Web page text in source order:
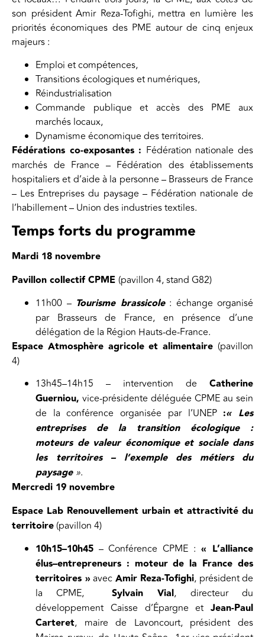
son président Amir Reza-Tofighi, mettra en lumière les
priorités économiques des PME autour de cinq enjeux
majeurs :
Emploi et compétences,
Transitions écologiques et numériques,
Réindustrialisation
Commande publique et accès des PME aux
marchés locaux,
Dynamisme économique des territoires.
Fédérations co-exposantes : Fédération nationale des
marchés de France – Fédération des établissements
hospitaliers et d’aide à la personne – Brasseurs de France
– Les Entreprises du paysage – Fédération nationale de
l’habillement – Union des industries textiles.
Temps forts du programme
Mardi 18 novembre
Pavillon collectif CPME (pavillon 4, stand G82)
11h00 – Tourisme brassicole: échange organisé
par Brasseurs de France, en présence d’une
délégation de la Région Hauts-de-France.
Espace Atmosphère agricole et alimentaire (pavillon
4)
13h45–14h15 – intervention de Catherine
Guerniou, vice-présidente déléguée CPME au sein
de la conférence organisée par l’UNEP :« Les
entreprises de la transition écologique :
moteurs de valeur économique et sociale dans
les territoires – l’exemple des métiers du
paysage ».
Mercredi 19 novembre
Espace Lab Renouvellement urbain et attractivité du
territoire(pavillon 4)
10h15–10h45 – Conférence CPME : « L’alliance
élus–entrepreneurs : moteur de la France des
territoires »avec Amir Reza-Tofighi, président de
la CPME, Sylvain Vial, directeur du
développement Caisse d’Épargne et Jean-Paul
Carteret, maire de Lavoncourt, président des